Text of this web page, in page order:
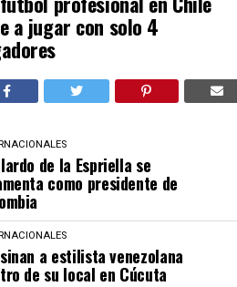
a jugar con solo 4
de la Espriella se
como presidente de
a estilista venezolana
de su local en Cúcuta